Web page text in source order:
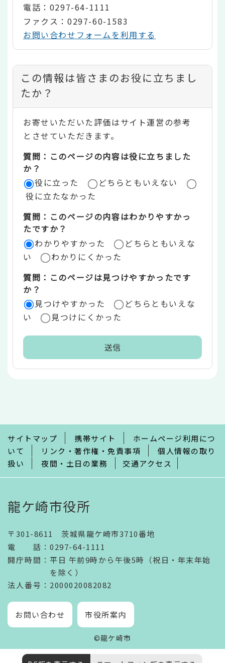
電話：0297-64-1111
ファクス：0297-60-1583
お問い合わせフォームを利用する
コ
ン
テ
ン
ツ
評
価
リ
ア
この情報は皆さまのお役に立ちまし
たか？
お寄せいただいた評価はサイト運営の参考
とさせていただきます。
質問：このページの内容は役に立ちました
か？
役に立った
どちらともいえない
役に立たなかった
質問：このページの内容はわかりやすかっ
たですか？
わかりやすかった
どちらともいえな
い
わかりにくかった
質問：このページは見つけやすかったです
か？
見つけやすかった
どちらともいえな
い
見つけにくかった
で
サイトマップ 携帯サイト
ホームページ利用につ
いて
リンク・著作権・免責事項
個人情報の取り
扱い
夜間・土日の業務 交通アクセス
龍ケ崎市役所
〒301-8611 茨城県龍ケ崎市3710番地
電話 ： 0297-64-1111
開庁時間 ： 平日 午前9時から午後5時（祝日・年末年始
を除く）
法人番号 ：2000020082082
お問い合わせ 市役所案内
©龍ケ崎市